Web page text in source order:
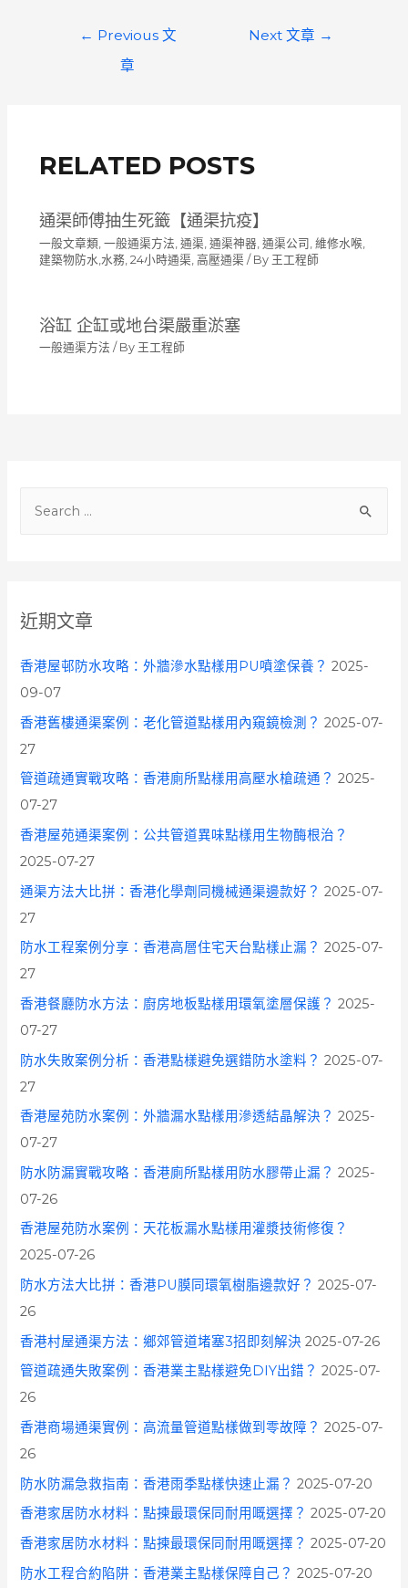
h
f
o
近期文章
香港屋邨防水攻略：外牆滲水點樣用PU噴塗保養？ 2025-
09-07
香港舊樓通渠案例：老化管道點樣用內窺鏡檢測？ 2025-07-
27
管道疏通實戰攻略：香港廁所點樣用高壓水槍疏通？ 2025-
07-27
香港屋苑通渠案例：公共管道異味點樣用生物酶根治？
2025-07-27
通渠方法大比拼：香港化學劑同機械通渠邊款好？ 2025-07-
27
防水工程案例分享：香港高層住宅天台點樣止漏？ 2025-07-
27
香港餐廳防水方法：廚房地板點樣用環氧塗層保護？ 2025-
07-27
防水失敗案例分析：香港點樣避免選錯防水塗料？ 2025-07-
27
香港屋苑防水案例：外牆漏水點樣用滲透結晶解決？ 2025-
07-27
防水防漏實戰攻略：香港廁所點樣用防水膠帶止漏？ 2025-
07-26
香港屋苑防水案例：天花板漏水點樣用灌漿技術修復？
2025-07-26
防水方法大比拼：香港PU膜同環氧樹脂邊款好？ 2025-07-
26
香港村屋通渠方法：鄉郊管道堵塞3招即刻解決 2025-07-26
管道疏通失敗案例：香港業主點樣避免DIY出錯？ 2025-07-
26
香港商場通渠實例：高流量管道點樣做到零故障？ 2025-07-
26
防水防漏急救指南：香港雨季點樣快速止漏？ 2025-07-20
香港家居防水材料：點揀最環保同耐用嘅選擇？ 2025-07-20
香港家居防水材料：點揀最環保同耐用嘅選擇？ 2025-07-20
防水工程合約陷阱：香港業主點樣保障自己？ 2025-07-20
← Previous 文
章
Next 文章 →
RELATED POSTS
通渠師傅抽生死籤【通渠抗疫】
一般文章類, 一般通渠方法 通渠, 通渠神器, 通渠公司, 維修水喉,
建築物防水,水務, 24小時通渠, 高壓通渠 / By 王工程師
浴缸 企缸或地台渠嚴重淤塞
一般通渠方法 / By 王工程師